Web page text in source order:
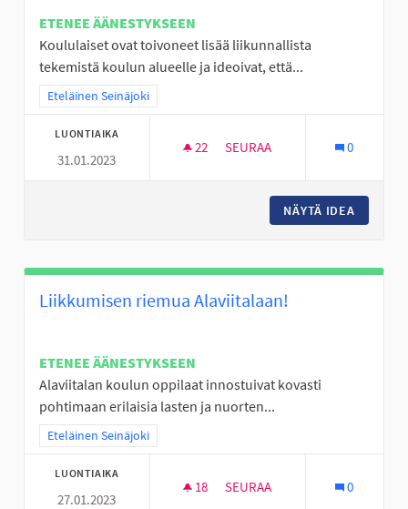
ETENEE ÄÄNESTYKSEEN
Koululaiset ovat toivoneet lisää liikunnallista
tekemistä koulun alueelle ja ideoivat, että...
Rajaa tulokset teeman mukaan: Eteläinen Seinäjoki
Eteläinen Seinäjoki
LUONTIAIKA
31.01.2023
22 22 SEURAAJAA
SEURAA 0
NÄYTÄ IDEA
Liikkumisen riemua Alaviitalaan!
ETENEE ÄÄNESTYKSEEN
Alaviitalan koulun oppilaat innostuivat kovasti
pohtimaan erilaisia lasten ja nuorten...
Rajaa tulokset teeman mukaan: Eteläinen Seinäjoki
Eteläinen Seinäjoki
LUONTIAIKA
27.01.2023
18 18 SEURAAJAA
SEURAA 0